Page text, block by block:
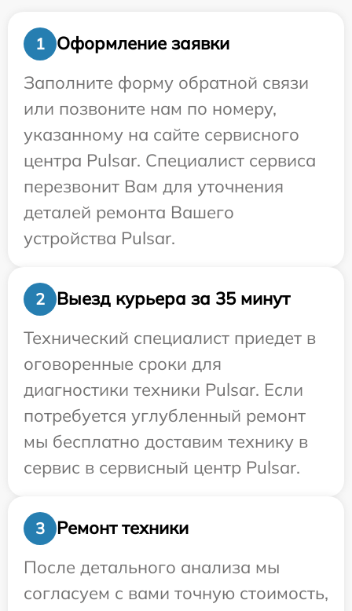
1
Оформление заявки
Заполните форму обратной связи
или позвоните нам по номеру,
указанному на сайте сервисного
центра Pulsar. Специалист сервиса
перезвонит Вам для уточнения
деталей ремонта Вашего
устройства Pulsar.
2
Выезд курьера за 35 минут
Технический специалист приедет в
оговоренные сроки для
диагностики техники Pulsar. Если
потребуется углубленный ремонт
мы бесплатно доставим технику в
сервис в сервисный центр Pulsar.
3
Ремонт техники
После детального анализа мы
согласуем с вами точную стоимость,